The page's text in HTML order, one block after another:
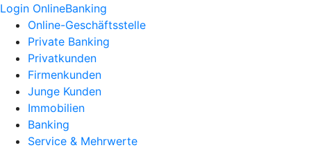
Login OnlineBanking
Online-Geschäftsstelle
Private Banking
Privatkunden
Firmenkunden
Junge Kunden
Immobilien
Banking
Service & Mehrwerte